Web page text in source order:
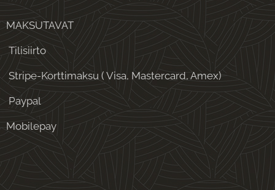
MAKSUTAVAT
Tilisiirto
Stripe-Korttimaksu ( Visa, Mastercard, Amex)
Paypal
Mobilepay